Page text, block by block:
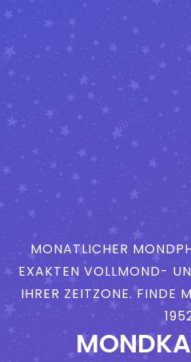
MONATLICHER
EXAKTEN VOLLMOND-
IHRER ZEITZONE. FINDE